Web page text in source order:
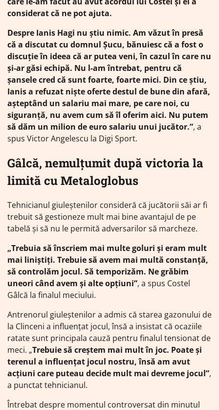
considerat că ne pot ajuta.
Despre Ianis Hagi nu știu nimic. Am văzut în presă
că a discutat cu domnul Șucu, bănuiesc că a fost o
discuție în ideea că ar putea veni, în cazul în care nu
și-ar găsi echipă. Nu l-am întrebat, pentru că
șansele cred că sunt foarte, foarte mici. Din ce știu,
Ianis a refuzat niște oferte destul de bune din afară,
așteptând un salariu mai mare, pe care noi, cu
siguranță, nu avem cum să îl oferim aici. Nu putem
să dăm un milion de euro salariu unui jucător.”, a
spus Victor Angelescu la Digi Sport.
Gâlcă, nemulțumit după victoria la
limită cu Metaloglobus
Tehnicianul giuleștenilor consideră că jucătorii săi ar fi
trebuit să gestioneze mult mai bine avantajul de pe
tabelă și să nu le permită adversarilor să marcheze.
„Trebuia să înscriem mai multe goluri și eram mult
mai liniștiți. Trebuie să avem mai multă constanță,
să controlăm jocul. Să temporizăm. Ne grăbim
uneori când avem și alte opțiuni”, a spus Costel
Gâlcă la finalul meciului.
Antrenorul giuleștenilor a admis că starea gazonului de
la Clinceni a influențat jocul, însă a insistat că ocaziile
ratate sunt principala cauză pentru finalul tensionat de
meci. „Trebuie să creștem mai mult în joc. Poate și
terenul a influențat jocul nostru, însă am avut
acțiuni care puteau decide mult mai devreme jocul”,
a punctat tehnicianul.
Întrebat despre momentul controversat din minutul